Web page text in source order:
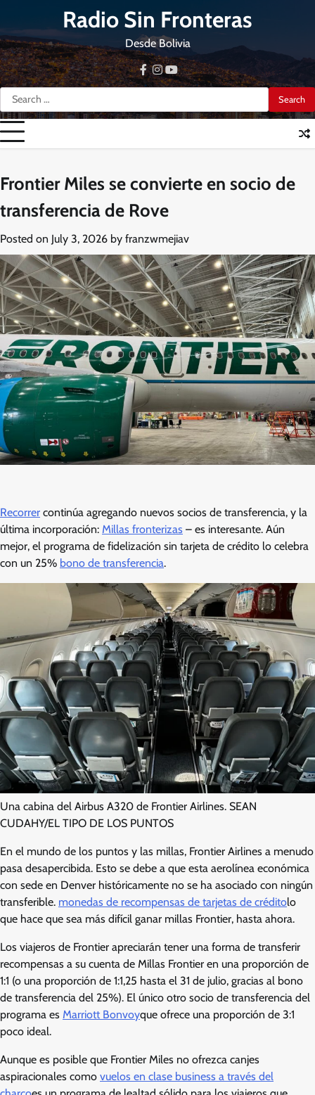
content
Radio Sin Fronteras
Desde Bolivia
Search
for:
facebook
instagram
youtube
Frontier Miles se convierte en socio de
transferencia de Rove
Posted on July 3, 2026 by franzwmejiav
Recorrer continúa agregando nuevos socios de transferencia, y la
última incorporación: Millas fronterizas – es interesante. Aún
mejor, el programa de fidelización sin tarjeta de crédito lo celebra
con un 25% bono de transferencia.
Una cabina del Airbus A320 de Frontier Airlines. SEAN
CUDAHY/EL TIPO DE LOS PUNTOS
En el mundo de los puntos y las millas, Frontier Airlines a menudo
pasa desapercibida. Esto se debe a que esta aerolínea económica
con sede en Denver históricamente no se ha asociado con ningún
transferible. monedas de recompensas de tarjetas de créditolo
que hace que sea más difícil ganar millas Frontier, hasta ahora.
Los viajeros de Frontier apreciarán tener una forma de transferir
recompensas a su cuenta de Millas Frontier en una proporción de
1:1 (o una proporción de 1:1,25 hasta el 31 de julio, gracias al bono
de transferencia del 25%). El único otro socio de transferencia del
programa es Marriott Bonvoyque ofrece una proporción de 3:1
poco ideal.
Aunque es posible que Frontier Miles no ofrezca canjes
aspiracionales como vuelos en clase business a través del